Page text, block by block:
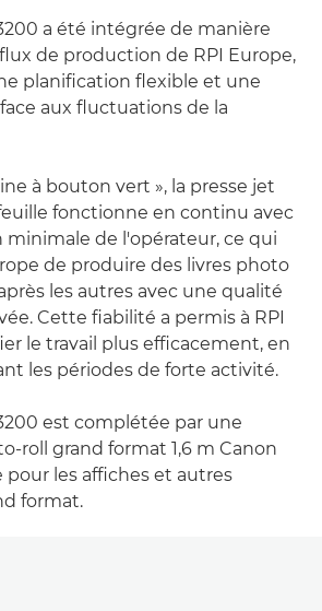
a été intégrée de manière
de production de RPI Europe,
planification flexible et une
aux fluctuations de la
à bouton vert », la presse jet
fonctionne en continu avec
de l'opérateur, ce qui
de produire des livres photo
les autres avec une qualité
Cette fiabilité a permis à RPI
le travail plus efficacement, en
les périodes de forte activité.
est complétée par une
roll grand format 1,6 m Canon
pour les affiches et autres
format.